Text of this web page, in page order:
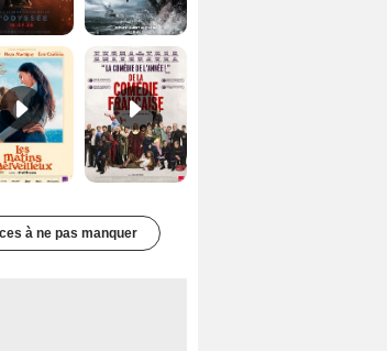
Les Matins merveilleux Bande-annonce VF De la Comédie-Française Teaser VF
à ne pas manquer